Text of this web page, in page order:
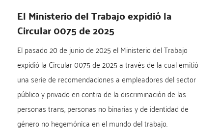
El Ministerio del Trabajo expidió la
Circular 0075 de 2025
El pasado 20 de junio de 2025 el Ministerio del Trabajo
expidió la Circular 0075 de 2025 a través de la cual emitió
una serie de recomendaciones a empleadores del sector
público y privado en contra de la discriminación de las
personas trans, personas no binarias y de identidad de
género no hegemónica en el mundo del trabajo.